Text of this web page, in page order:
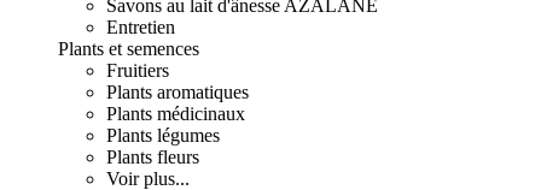
Savons au lait d'ânesse AZALANE
Entretien
Plants et semences
Fruitiers
Plants aromatiques
Plants médicinaux
Plants légumes
Plants fleurs
Voir plus...